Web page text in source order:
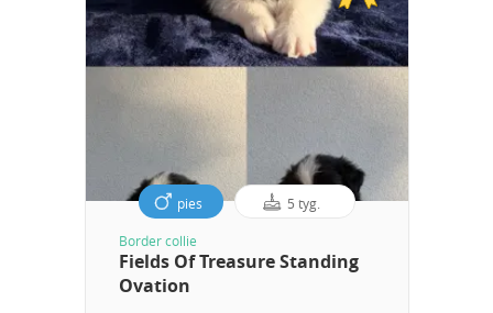
pies 5 tyg.
Border collie
Fields Of Treasure Standing
Ovation